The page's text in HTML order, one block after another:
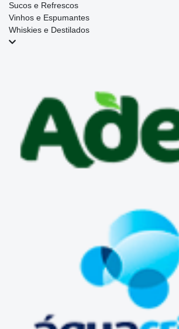
Sucos e Refrescos
Vinhos e Espumantes
Whiskies e Destilados